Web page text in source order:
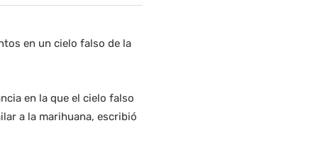
en un cielo falso de la
en la que el cielo falso
a la marihuana, escribió